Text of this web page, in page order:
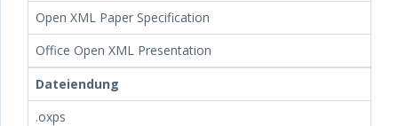
Open XML Paper Specification
Office Open XML Presentation
Dateiendung
.oxps